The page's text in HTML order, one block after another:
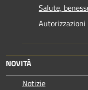
Salute,
Autorizzazioni
NOVITÀ
Notizie